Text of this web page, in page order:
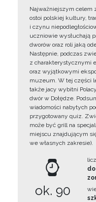
Najważniejszym celem
ostoi polskiej kultury,
i czynu
uczniowie wysłuchają
dworów oraz roli jaką
Następnie, podczas
z charakterystycznymi
oraz wyjątkowymi
muzeum. W tej części
także jacy wybitni
dwór w Dołędze.
wiadomości nabytych
przygotowany quiz.
może być grill na
miejscu znajdującym
we własnych zakresie).
ok. 90